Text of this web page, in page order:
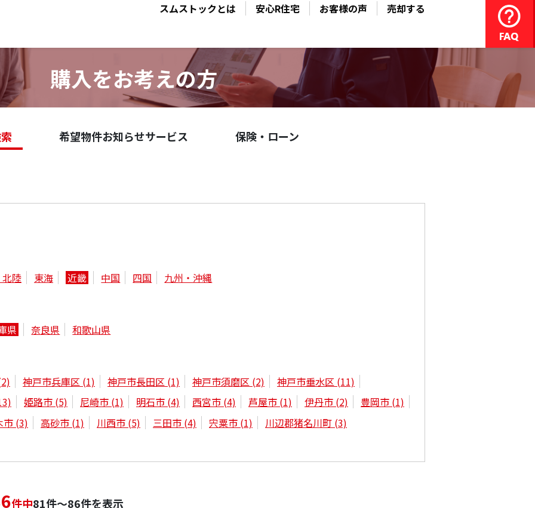
スムストックとは 安心R住宅 お客様の声 売却する
購入をお考えの方
希望物件お知らせサービス 保険・ローン
陸 東海 近畿 中国 四国 九州・沖縄
県 奈良県 和歌山県
神戸市兵庫区 (1) 神戸市長田区 (1) 神戸市須磨区 (2) 神戸市垂水区 (11)
姫路市 (5) 尼崎市 (1) 明石市 (4) 西宮市 (4) 芦屋市 (1) 伊丹市 (2) 豊岡市 (1)
市 (3) 高砂市 (1) 川西市 (5) 三田市 (4) 宍粟市 (1) 川辺郡猪名川町 (3)
件中81件～86件を表示